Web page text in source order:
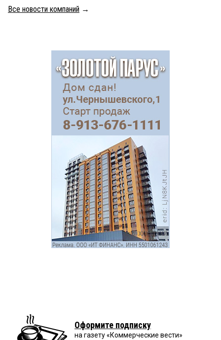
Все новости компаний →
Оформите подписку
на газету «Коммерческие вести»